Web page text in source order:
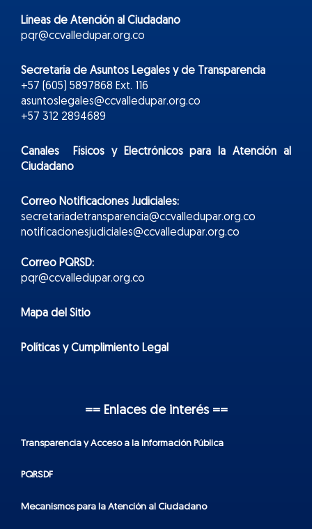
Líneas de Atención al Ciudadano
pqr@ccvalledupar.org.co
Secretaría de Asuntos Legales y de Transparencia
+57 (605) 5897868 Ext. 116
asuntoslegales@ccvalledupar.org.co
+57 312 2894689
Canales Físicos yElectrónicospara la Atención al
Ciudadano
Correo Notificaciones Judiciales:
secretariadetransparencia@ccvalledupar.org.co
notificacionesjudiciales@ccvalledupar.org.co
Correo PQRSD:
pqr@ccvalledupar.org.co
Mapa del Sitio
Políticas y Cumplimiento Legal
== Enlaces de interés ==
Transparencia y Acceso a la Información Pública
PQRSDF
Mecanismos para la Atención al Ciudadano